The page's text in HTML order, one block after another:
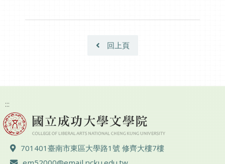
回上頁
:::
地址 ：
701401臺南市東區大學路1號 修齊大樓7樓
電子郵件 ：